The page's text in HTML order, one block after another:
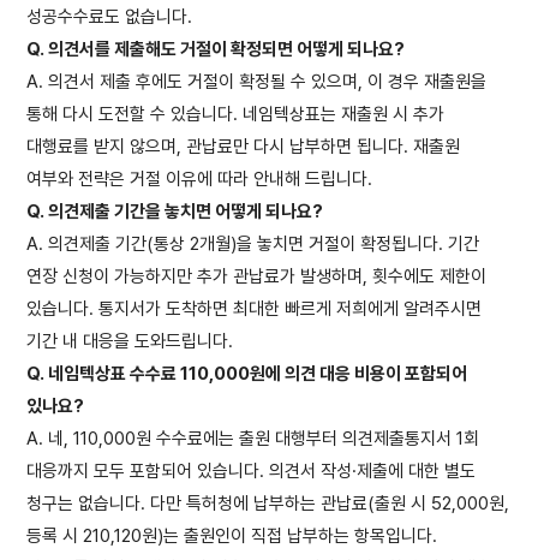
성공수수료도 없습니다.
Q. 의견서를 제출해도 거절이 확정되면 어떻게 되나요?
A. 의견서 제출 후에도 거절이 확정될 수 있으며, 이 경우 재출원을
통해 다시 도전할 수 있습니다. 네임텍상표는 재출원 시 추가
대행료를 받지 않으며, 관납료만 다시 납부하면 됩니다. 재출원
여부와 전략은 거절 이유에 따라 안내해 드립니다.
Q. 의견제출 기간을 놓치면 어떻게 되나요?
A. 의견제출 기간(통상 2개월)을 놓치면 거절이 확정됩니다. 기간
연장 신청이 가능하지만 추가 관납료가 발생하며, 횟수에도 제한이
있습니다. 통지서가 도착하면 최대한 빠르게 저희에게 알려주시면
기간 내 대응을 도와드립니다.
Q. 네임텍상표 수수료 110,000원에 의견 대응 비용이 포함되어
있나요?
A. 네, 110,000원 수수료에는 출원 대행부터 의견제출통지서 1회
대응까지 모두 포함되어 있습니다. 의견서 작성·제출에 대한 별도
청구는 없습니다. 다만 특허청에 납부하는 관납료(출원 시 52,000원,
등록 시 210,120원)는 출원인이 직접 납부하는 항목입니다.